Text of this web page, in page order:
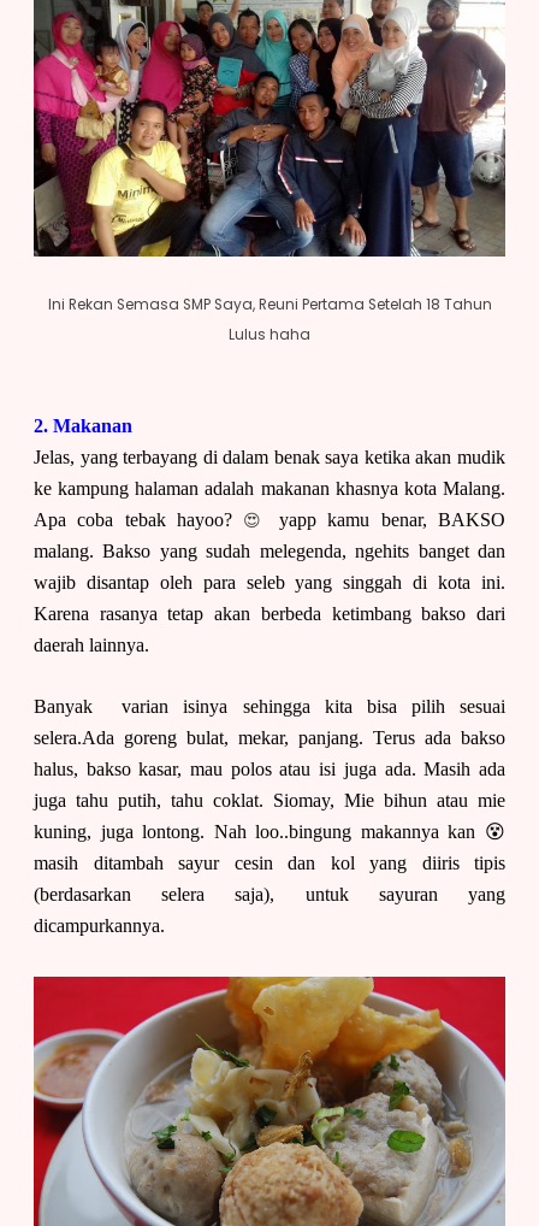
Ini Rekan Semasa SMP Saya, Reuni Pertama Setelah 18 Tahun
Lulus haha
2. Makanan
Jelas, yang terbayang di dalam benak saya ketika akan mudik
ke kampung halaman adalah makanan khasnya kota Malang.
Apa coba tebak hayoo? 😍
yapp kamu benar, BAKSO
malang. Bakso yang sudah melegenda, ngehits banget dan
wajib disantap oleh para seleb yang singgah di kota ini.
Karena rasanya tetap akan berbeda ketimbang bakso dari
daerah lainnya.
Banyak varian isinya sehingga kita bisa pilih sesuai
selera.Ada goreng bulat, mekar, panjang. Terus ada bakso
halus, bakso kasar, mau polos atau isi juga ada. Masih ada
juga tahu putih, tahu coklat. Siomay, Mie bihun atau mie
kuning, juga lontong. Nah loo..bingung makannya kan 😵
masih ditambah sayur cesin dan kol yang diiris tipis
(berdasarkan selera saja), untuk sayuran yang
dicampurkannya.